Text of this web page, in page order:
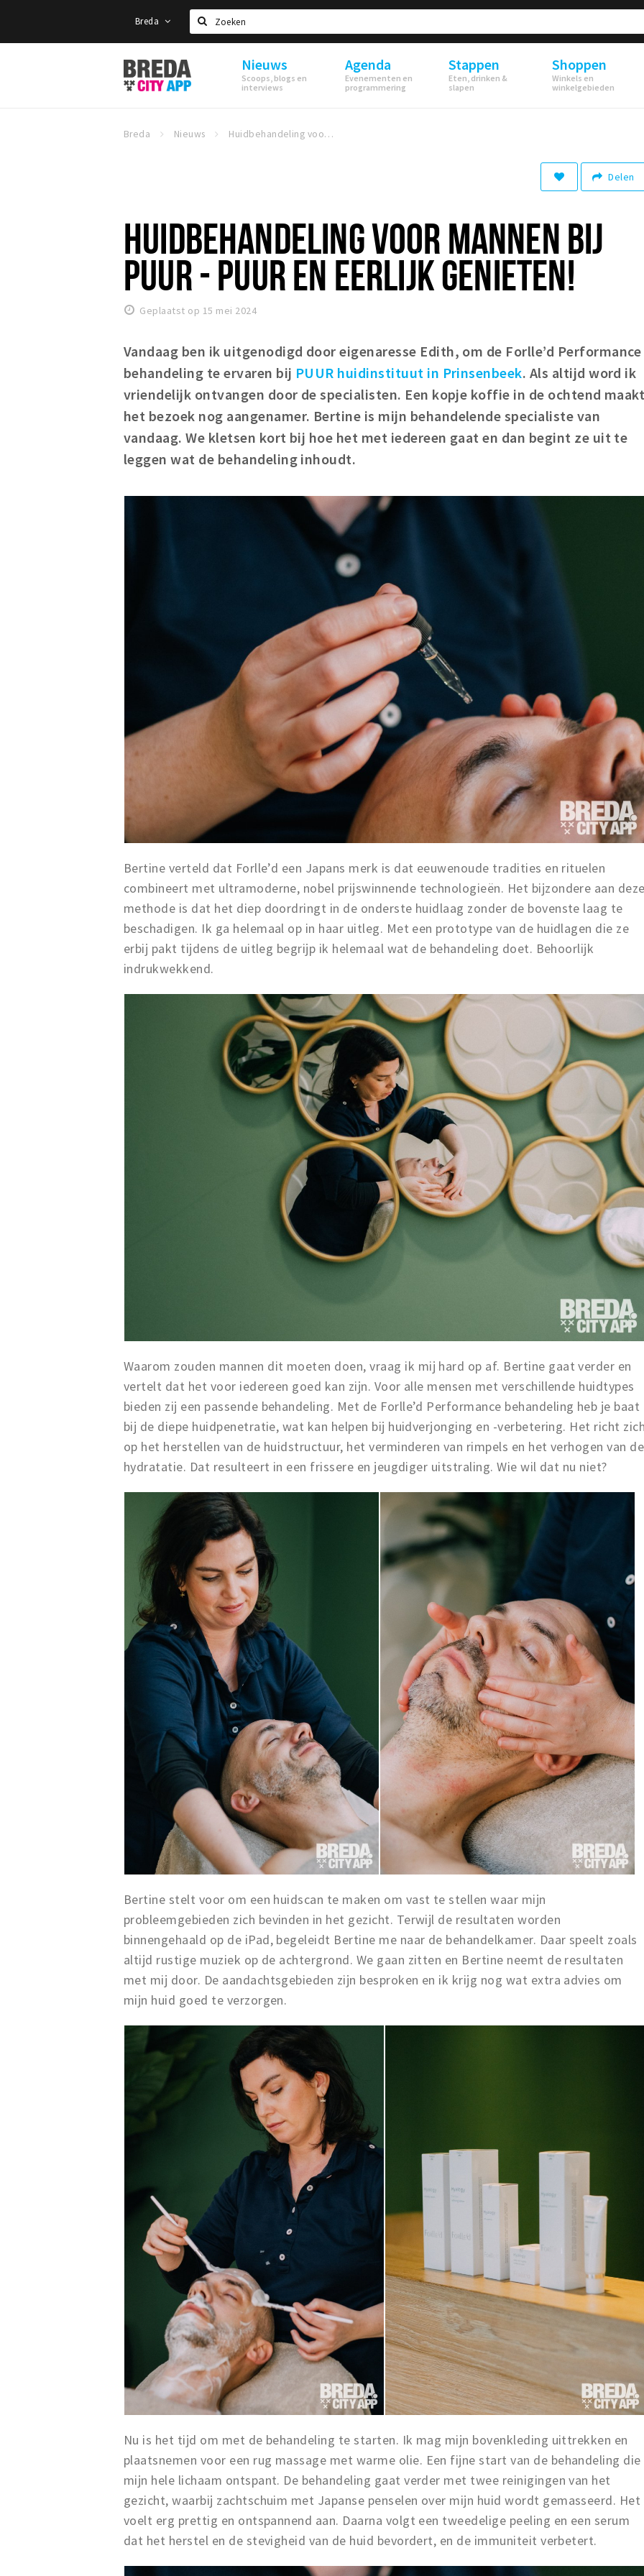
Breda
Zoeken
Stappen
&
Shoppen
Nieuws
Scoops, blogs en
interviews
Agenda
Evenementen en
programmering
Stappen
Eten, drinken &
slapen
Shoppen
Winkels en
winkelgebieden
Breda Nieuws Huidbehandeling voor mannen bij Puur - PUUR en eerlijk genieten!
Delen
HUIDBEHANDELING VOOR MANNEN BIJ
PUUR - PUUR EN EERLIJK GENIETEN!
Geplaatst op 15 mei 2024
Vandaag ben ik uitgenodigd door eigenaresse Edith, om de Forlle’d Performance
behandeling te ervaren bij PUUR huidinstituut in Prinsenbeek. Als altijd word ik
vriendelijk ontvangen door de specialisten. Een kopje koffie in de ochtend
het bezoek nog aangenamer. Bertine is mijn behandelende specialiste van
vandaag. We kletsen kort bij hoe het met iedereen gaat en dan begint ze uit te
leggen wat de behandeling inhoudt.
Bertine verteld dat Forlle’d een Japans merk is dat eeuwenoude tradities en rituelen
combineert met ultramoderne, nobel prijswinnende technologieën. Het bijzondere aan
methode is dat het diep doordringt in de onderste huidlaag zonder de bovenste laag te
beschadigen. Ik ga helemaal op in haar uitleg. Met een prototype van de huidlagen die ze
erbij pakt tijdens de uitleg begrijp ik helemaal wat de behandeling doet. Behoorlijk
indrukwekkend.
Waarom zouden mannen dit moeten doen, vraag ik mij hard op af. Bertine gaat verder en
vertelt dat het voor iedereen goed kan zijn. Voor alle mensen met verschillende huidtypes
bieden zij een passende behandeling. Met de Forlle’d Performance behandeling heb je baat
bij de diepe huidpenetratie, wat kan helpen bij huidverjonging en -verbetering. Het richt
op het herstellen van de huidstructuur, het verminderen van rimpels en het verhogen van de
hydratatie. Dat resulteert in een frissere en jeugdiger uitstraling. Wie wil dat nu niet?
Bertine stelt voor om een huidscan te maken om vast te stellen waar mijn
probleemgebieden zich bevinden in het gezicht. Terwijl de resultaten worden
binnengehaald op de iPad, begeleidt Bertine me naar de behandelkamer. Daar speelt zoals
altijd rustige muziek op de achtergrond. We gaan zitten en Bertine neemt de resultaten
met mij door. De aandachtsgebieden zijn besproken en ik krijg nog wat extra advies om
mijn huid goed te verzorgen.
Nu is het tijd om met de behandeling te starten. Ik mag mijn bovenkleding uittrekken en
plaatsnemen voor een rug massage met warme olie. Een fijne start van de behandeling die
mijn hele lichaam ontspant. De behandeling gaat verder met twee reinigingen van het
gezicht, waarbij zachtschuim met Japanse penselen over mijn huid wordt gemasseerd. Het
voelt erg prettig en ontspannend aan. Daarna volgt een tweedelige peeling en een serum
dat het herstel en de stevigheid van de huid bevordert, en de immuniteit verbetert.